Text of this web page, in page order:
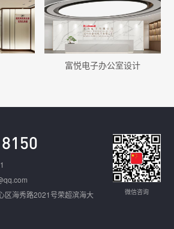
富悦电子办公室设计
区海秀路2021号荣超滨海大
微信咨询